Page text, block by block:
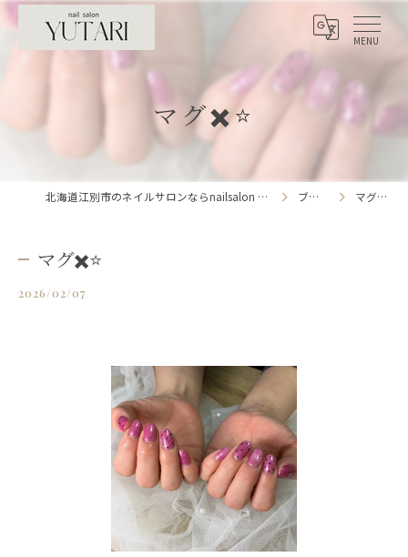
マグ✖️⭐️
北海道江別市のネイルサロンならnailsalon YUTARI ブログ マグ✖️⭐️
マグ✖️⭐️
2026/02/07